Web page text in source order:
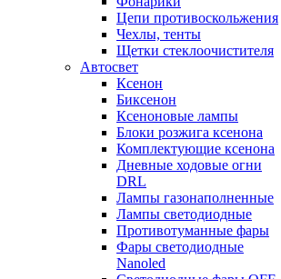
Цепи противоскольжения
Чехлы, тенты
Щетки стеклоочистителя
Автосвет
Ксенон
Биксенон
Ксеноновые лампы
Блоки розжига ксенона
Комплектующие ксенона
Дневные ходовые огни
DRL
Лампы газонаполненные
Лампы светодиодные
Противотуманные фары
Фары светодиодные
Nanoled